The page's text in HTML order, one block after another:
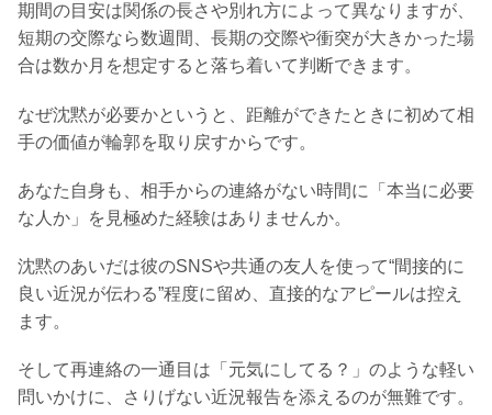
期間の目安は関係の長さや別れ方によって異なりますが、
短期の交際なら数週間、長期の交際や衝突が大きかった場
合は数か月を想定すると落ち着いて判断できます。
なぜ沈黙が必要かというと、距離ができたときに初めて相
手の価値が輪郭を取り戻すからです。
あなた自身も、相手からの連絡がない時間に「本当に必要
な人か」を見極めた経験はありませんか。
沈黙のあいだは彼のSNSや共通の友人を使って“間接的に
良い近況が伝わる”程度に留め、直接的なアピールは控え
ます。
そして再連絡の一通目は「元気にしてる？」のような軽い
問いかけに、さりげない近況報告を添えるのが無難です。